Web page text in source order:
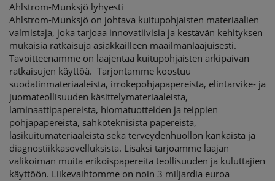
Ahlstrom-Munksjö lyhyesti
Ahlstrom-Munksjö on johtava kuitupohjaisten materiaalien
valmistaja, joka tarjoaa innovatiivisia ja kestävän kehityksen
mukaisia ratkaisuja asiakkailleen maailmanlaajuisesti.
Tavoitteenamme on laajentaa kuitupohjaisten arkipäivän
ratkaisujen käyttöä. Tarjontamme koostuu
suodatinmateriaaleista, irrokepohjapapereista, elintarvike- ja
juomateollisuuden käsittelymateriaaleista,
laminaattipapereista, hiomatuotteiden ja teippien
pohjapapereista, sähköteknisistä papereista,
lasikuitumateriaaleista sekä terveydenhuollon kankaista ja
diagnostiikkasovelluksista. Lisäksi tarjoamme laajan
valikoiman muita erikoispapereita teollisuuden ja kuluttajien
käyttöön. Liikevaihtomme on noin 3 miljardia euroa